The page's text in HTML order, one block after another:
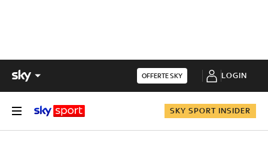
OFFERTE SKY LOGIN
SKY SPORT INSIDER